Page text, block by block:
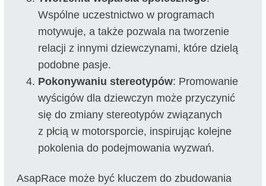
Wspólne uczestnictwo w programach
motywuje, a także pozwala na tworzenie
relacji z innymi dziewczynami, które dzielą
podobne pasje.
Pokonywaniu stereotypów: Promowanie
wyścigów dla dziewczyn może przyczynić
się do zmiany stereotypów związanych
z płcią w motorsporcie, inspirując kolejne
pokolenia do podejmowania wyzwań.
AsapRace może być kluczem do zbudowania